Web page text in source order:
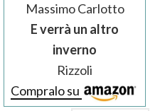
Massimo Carlotto
E verrà un altro
inverno
Rizzoli
Compralo su